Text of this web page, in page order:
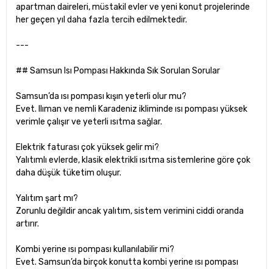
apartman daireleri, müstakil evler ve yeni konut projelerinde
her geçen yıl daha fazla tercih edilmektedir.
---
## Samsun Isı Pompası Hakkında Sık Sorulan Sorular
Samsun’da ısı pompası kışın yeterli olur mu?
Evet. Ilıman ve nemli Karadeniz ikliminde ısı pompası yüksek
verimle çalışır ve yeterli ısıtma sağlar.
Elektrik faturası çok yüksek gelir mi?
Yalıtımlı evlerde, klasik elektrikli ısıtma sistemlerine göre çok
daha düşük tüketim oluşur.
Yalıtım şart mı?
Zorunlu değildir ancak yalıtım, sistem verimini ciddi oranda
artırır.
Kombi yerine ısı pompası kullanılabilir mi?
Evet. Samsun’da birçok konutta kombi yerine ısı pompası